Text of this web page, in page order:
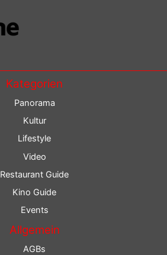
Kategorien
Panorama
Kultur
Lifestyle
Video
Restaurant Guide
Kino Guide
Events
Allgemein
AGBs